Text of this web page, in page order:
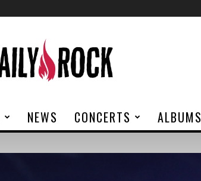
Rock
NEWS CONCERTS ALBUMS